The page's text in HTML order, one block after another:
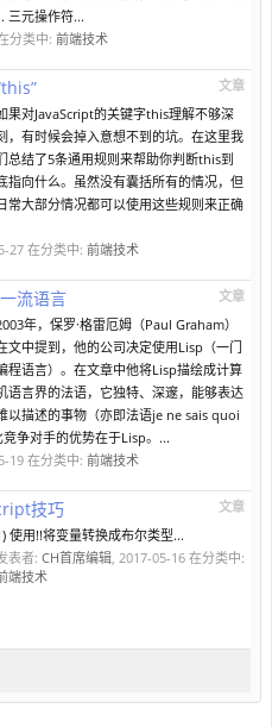
三元操作符...
分类中: 前端技术
文章
果对JavaScript的关键字this理解不够深
，有时候会掉入意想不到的坑。在这里我
总结了5条通用规则来帮助你判断this到
指向什么。虽然没有囊括所有的情况，但
常大部分情况都可以使用这些规则来正确
27 在分类中: 前端技术
文章
流语言
年，保罗·格雷厄姆（Paul Graham）
文中提到，他的公司决定使用Lisp（一门
程语言）。在文章中他将Lisp描绘成计算
语言界的法语，它独特、深邃，能够表达
以描述的事物（亦即法语je ne sais quoi
争对手的优势在于Lisp。...
19 在分类中: 前端技术
文章
技巧
使用!!将变量转换成布尔类型...
表者: CH首席编辑, 2017-05-16 在分类中:
端技术